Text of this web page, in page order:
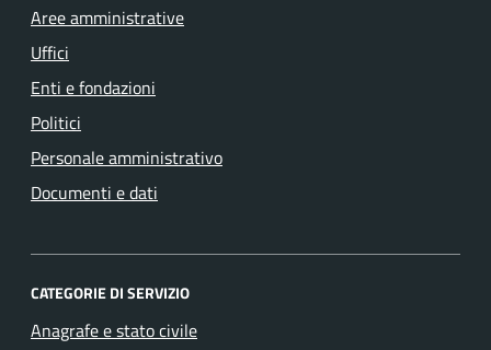
Aree amministrative
Uffici
Enti e fondazioni
Politici
Personale amministrativo
Documenti e dati
CATEGORIE DI SERVIZIO
Anagrafe e stato civile